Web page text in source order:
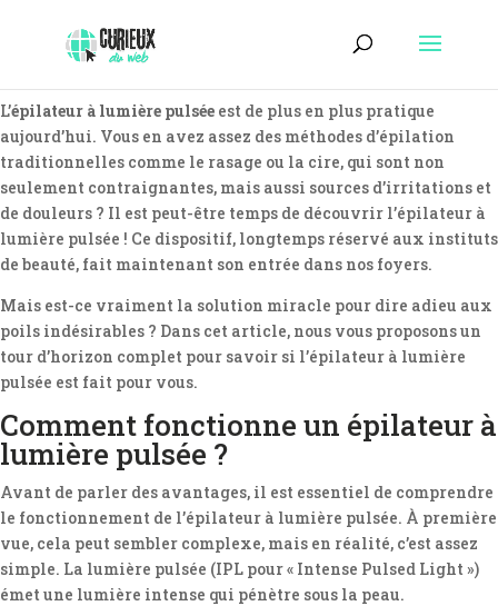
L’épilateur à lumière pulsée est de plus en plus pratique
aujourd’hui. Vous en avez assez des méthodes d’épilation
traditionnelles comme le rasage ou la cire, qui sont non
seulement contraignantes, mais aussi sources d’irritations et
de douleurs ? Il est peut-être temps de découvrir l’épilateur à
lumière pulsée ! Ce dispositif, longtemps réservé aux instituts
de beauté, fait maintenant son entrée dans nos foyers.
Mais est-ce vraiment la solution miracle pour dire adieu aux
poils indésirables ? Dans cet article, nous vous proposons un
tour d’horizon complet pour savoir si l’épilateur à lumière
pulsée est fait pour vous.
Comment fonctionne un épilateur à
lumière pulsée ?
Avant de parler des avantages, il est essentiel de comprendre
le fonctionnement de l’épilateur à lumière pulsée. À première
vue, cela peut sembler complexe, mais en réalité, c’est assez
simple. La lumière pulsée (IPL pour « Intense Pulsed Light »)
émet une lumière intense qui pénètre sous la peau.